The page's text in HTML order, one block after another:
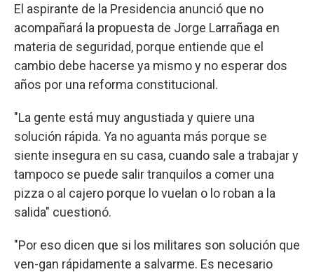
El aspirante de la Presidencia anunció que no
acompañará la propuesta de Jorge Larrañaga en
materia de seguridad, porque entiende que el
cambio debe hacerse ya mismo y no esperar dos
años por una reforma constitucional.
"La gente está muy angustiada y quiere una
solución rápida. Ya no aguanta más porque se
siente insegura en su casa, cuando sale a trabajar y
tampoco se puede salir tranquilos a comer una
pizza o al cajero porque lo vuelan o lo roban a la
salida" cuestionó.
"Por eso dicen que si los militares son solución que
ven-gan rápidamente a salvarme. Es necesario